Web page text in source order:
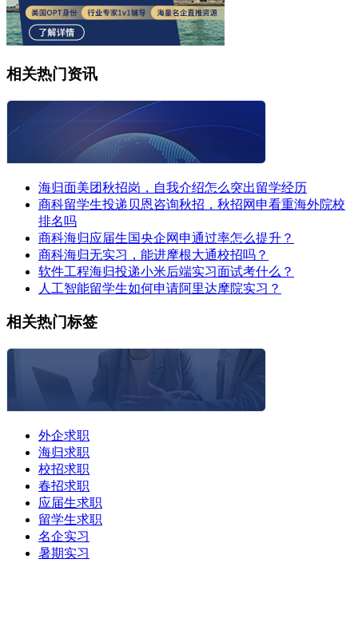
相关热门资讯
海归面美团秋招岗，自我介绍怎么突出留学经历
商科留学生投递贝恩咨询秋招，秋招网申看重海外院校
排名吗
商科海归应届生国央企网申通过率怎么提升？
商科海归无实习，能进摩根大通校招吗？
软件工程海归投递小米后端实习面试考什么？
人工智能留学生如何申请阿里达摩院实习？
相关热门标签
外企求职
海归求职
校招求职
春招求职
应届生求职
留学生求职
名企实习
暑期实习